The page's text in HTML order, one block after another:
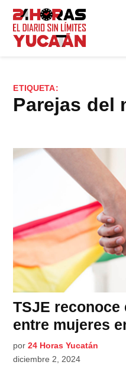
Saltar
contenido
ETIQUETA:
parejas
TSJE
entre mujeres
por 24 Horas Yucatán
diciembre 2, 2024